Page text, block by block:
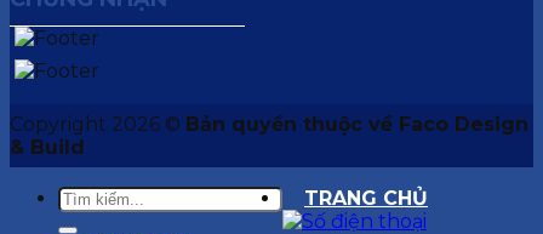
Copyright 2026 © Bản quyền thuộc về Faco Design
& Build
TRANG CHỦ